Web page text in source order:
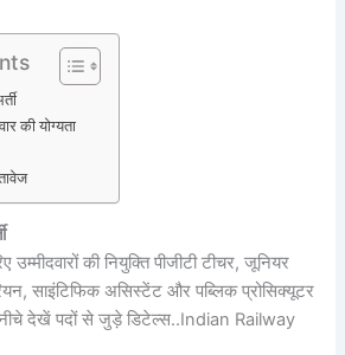
की योग्यता
उम्मीदवारों की नियुक्ति पीजीटी टीचर, जूनियर
साइंटिफिक असिस्टेंट और पब्लिक प्रोसिक्यूटर
नीचे देखें पदों से जुड़े डिटेल्स..Indian Railway